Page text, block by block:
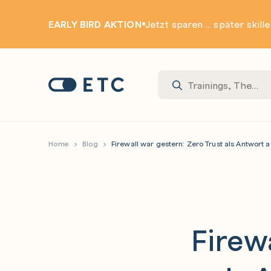
EARLY BIRD AKTION Jetzt sparen ... später
Startseite: ETC
Home Blog Firewall war gestern: Zero Trust als Antwort